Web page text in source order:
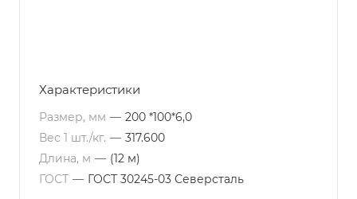
Характеристики
Размер, мм — 200 *100*6,0
Вес 1 шт./кг. — 317.600
Длина, м — (12 м)
ГОСТ — ГОСТ 30245-03 Северсталь